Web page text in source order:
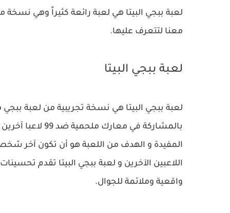
لعبة ببجي البيتا هي لعبة رائعة كثيراً وهي
معنا لتتعرف عليها.
لعبة ببجي البيتا
لعبة ببجي البيتا هي نسخة تجريبية من لعبة
بالمشاركة في
المفيدة و الهدف من اللعبة هو أن تكون آخر
اللاعبين الآخرين و لعبة ببجي البيتا تقدم
واقعية وملائمة للجوال.